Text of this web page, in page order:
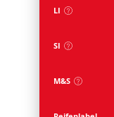
LI
SI
M&S